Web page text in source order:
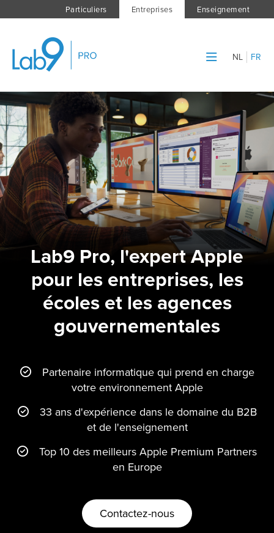
Particuliers Entreprises Enseignement
NL FR
Lab9 Pro, l'expert Apple
pour les entreprises, les
écoles et les agences
gouvernementales
Partenaire informatique qui prend en charge
votre environnement Apple
33 ans d'expérience dans le domaine du B2B
et de l'enseignement
Top 10 des meilleurs Apple Premium Partners
en Europe
Contactez-nous